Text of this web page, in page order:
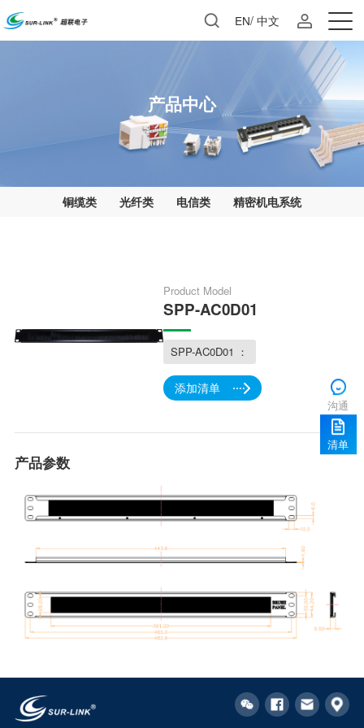
EN/中文
产品中心
铜缆类 光纤类 电信类 精密机电系统
Product Model
SPP-AC0D01
SPP-AC0D01 ：
添加清单
产品参数
沟通
清单